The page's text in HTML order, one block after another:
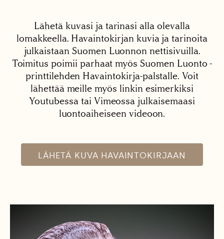
Lähetä kuvasi ja tarinasi alla olevalla
lomakkeella. Havaintokirjan kuvia ja tarinoita
julkaistaan Suomen Luonnon nettisivuilla.
Toimitus poimii parhaat myös Suomen Luonto -
printtilehden Havaintokirja-palstalle. Voit
lähettää meille myös linkin esimerkiksi
Youtubessa tai Vimeossa julkaisemaasi
luontoaiheiseen videoon.
LÄHETÄ KUVA HAVAINTOKIRJAAN